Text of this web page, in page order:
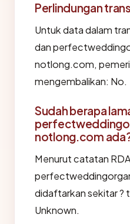
Perlindungan
Untuk data dalam
dan
notlong.com,
mengembalikan: No.
Sudah berapa
notlong.com
Menurut catatan
didaftarkan sekitar ?
Unknown.